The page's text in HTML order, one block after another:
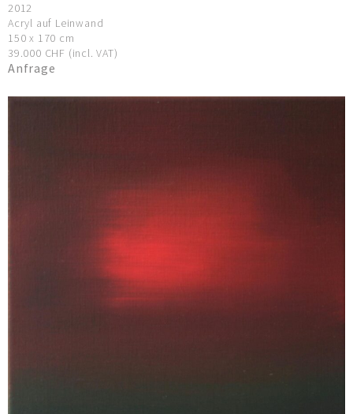
2012
Acryl auf Leinwand
150 x 170 cm
39.000 CHF (incl. VAT)
Anfrage